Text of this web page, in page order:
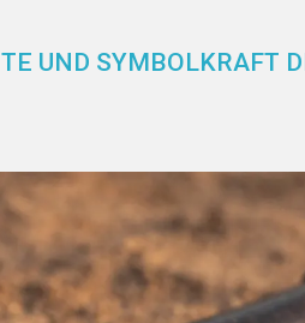
UND SYMBOLKRAFT